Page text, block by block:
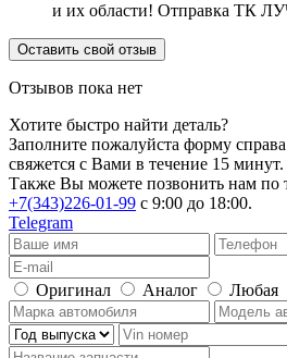
и их области! Отправка ТК
Оставить свой отзыв
Отзывов пока нет
Хотите быстро найти деталь?
Заполните пожалуйста форму
свяжется с Вами в течение 15 минут.
Также Вы можете позвонить нам по
+7(343)226-01-99 с 9:00 до 18:00.
Telegram
Оригинал Аналог Любая